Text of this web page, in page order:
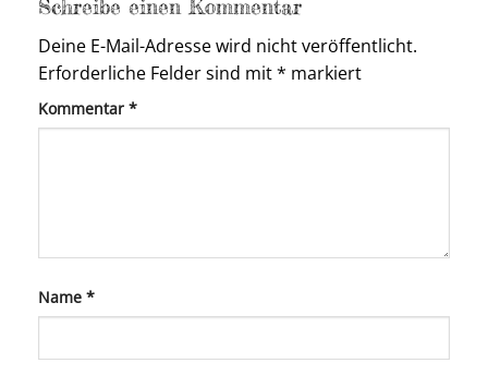
Schreibe einen Kommentar
Deine E-Mail-Adresse wird nicht veröffentlicht.
Erforderliche Felder sind mit* markiert
Kommentar *
Name *